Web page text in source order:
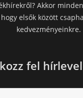
Akkor
elsők között
kedvezményeinkre.
fel